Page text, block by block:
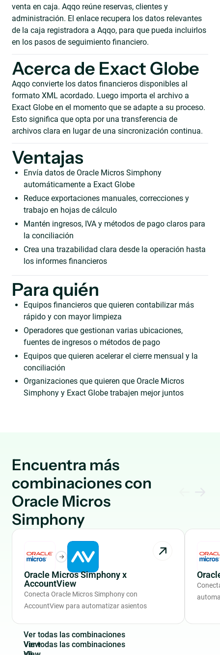
venta en caja. Aqqo reúne reservas, clientes y
administración. El enlace recupera los datos relevantes
de la caja registradora a Aqqo, para que pueda incluirlos
en los pasos de seguimiento financiero.
Acerca de Exact Globe
Aqqo convierte los datos financieros disponibles al
formato XML acordado. Luego importa el archivo a
Exact Globe en el momento que se adapte a su proceso.
Esto significa que opta por una transferencia de
archivos clara en lugar de una sincronización continua.
Ventajas
Envía datos de Oracle Micros Simphony
automáticamente a Exact Globe
Reduce exportaciones manuales, correcciones y
trabajo en hojas de cálculo
Mantén ingresos, IVA y métodos de pago claros para
la conciliación
Crea una trazabilidad clara desde la operación hasta
los informes financieros
Para quién
Equipos financieros que quieren contabilizar más
rápido y con mayor limpieza
Operadores que gestionan varias ubicaciones,
fuentes de ingresos o métodos de pago
Equipos que quieren acelerar el cierre mensual y la
conciliación
Organizaciones que quieren que Oracle Micros
Simphony y Exact Globe trabajen mejor juntos
Encuentra más
combinaciones con
Oracle Micros
Simphony
Oracle Micros Simphony x
AccountView
Conecta Oracle Micros Simphony con
AccountView para automatizar asientos
Ver todas as combinaciones
View